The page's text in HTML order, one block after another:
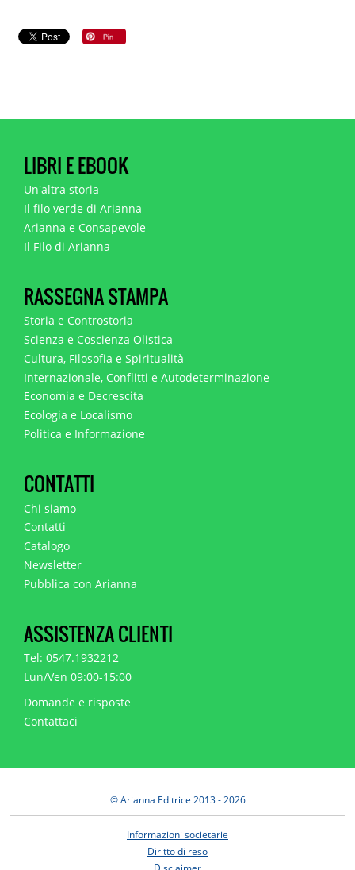
LIBRI E EBOOK
Un'altra storia
Il filo verde di Arianna
Arianna e Consapevole
Il Filo di Arianna
RASSEGNA STAMPA
Storia e Controstoria
Scienza e Coscienza Olistica
Cultura, Filosofia e Spiritualità
Internazionale, Conflitti e Autodeterminazione
Economia e Decrescita
Ecologia e Localismo
Politica e Informazione
CONTATTI
Chi siamo
Contatti
Catalogo
Newsletter
Pubblica con Arianna
ASSISTENZA CLIENTI
Tel: 0547.1932212
Lun/Ven 09:00-15:00
Domande e risposte
Contattaci
© Arianna Editrice 2013 - 2026
Informazioni societarie
Diritto di reso